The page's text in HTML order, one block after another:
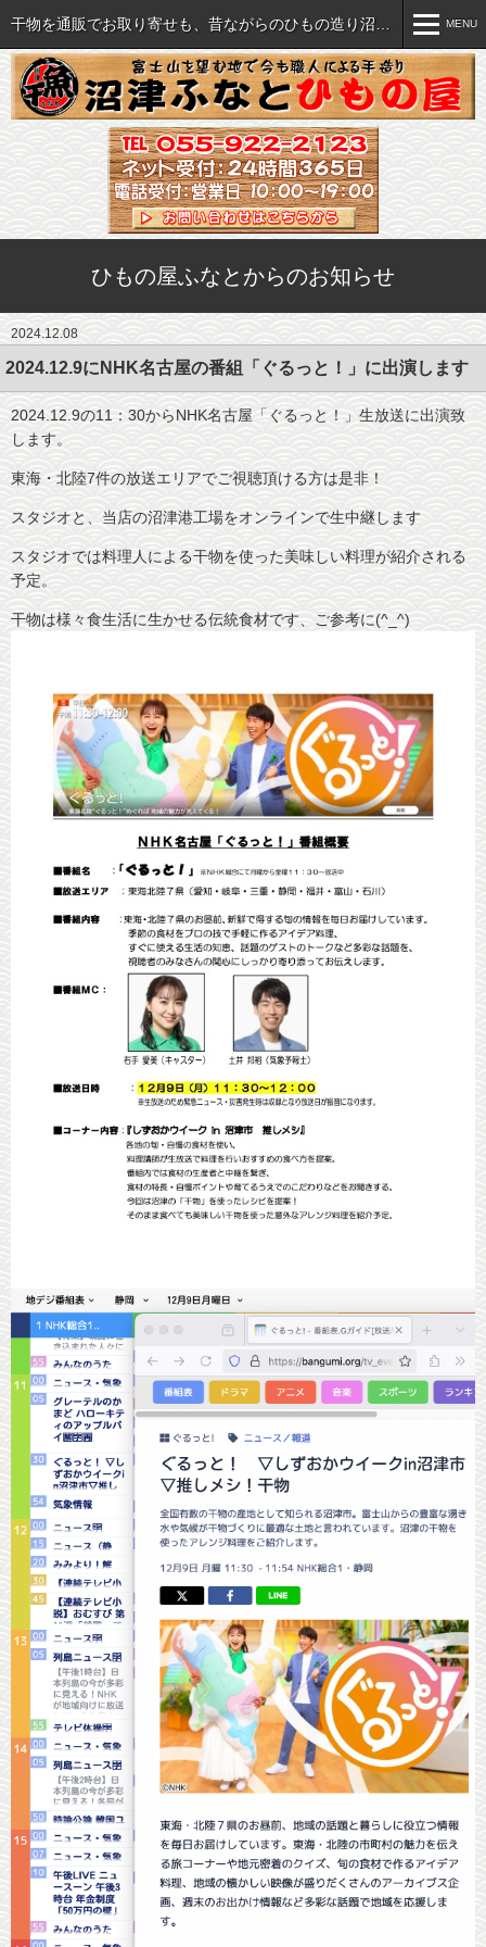
MENU
MENU
おいしい干物各種
セット・詰め合わせ
海産珍味など各種
すべての商品を見る
飲食店様へ(業販）
ご注文について
ご注文方法
特商法に関する表記
送料・手数料一覧
干物の旨さの秘密
干物調理の秘訣
干物保存の秘訣
直売店のご案内
会社概要
お客様の声
沼津おすすめ飲食店
沼津観光魅力スポット
リンク
団体様用予約フォーム
ひもの屋ふなとからのお知らせ
2024.12.08
2024.12.9にNHK名古屋の番組「ぐるっと！」に出演します
2024.12.9の11：30からNHK名古屋「ぐるっと！」生放送に出演致
します。
東海・北陸7件の放送エリアでご視聴頂ける方は是非！
スタジオと、当店の沼津港工場をオンラインで生中継します
スタジオでは料理人による干物を使った美味しい料理が紹介される
予定。
干物は様々食生活に生かせる伝統食材です、ご参考に(^_^)